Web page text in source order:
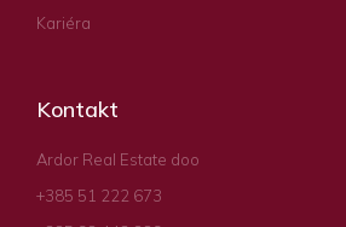
Kariéra
Kontakt
Ardor Real Estate doo
+385 51 222 673